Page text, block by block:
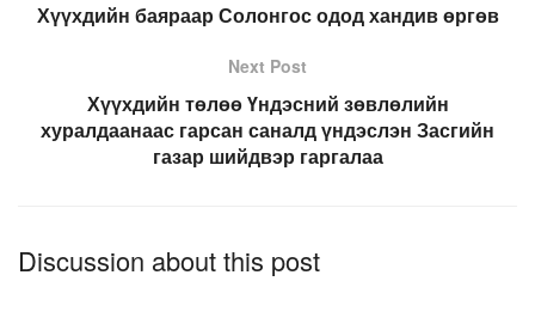
Хүүхдийн баяраар Солонгос одод хандив өргөв
Next Post
Хүүхдийн төлөө Үндэсний зөвлөлийн
хуралдаанаас гарсан саналд үндэслэн Засгийн
газар шийдвэр гаргалаа
Discussion about this post